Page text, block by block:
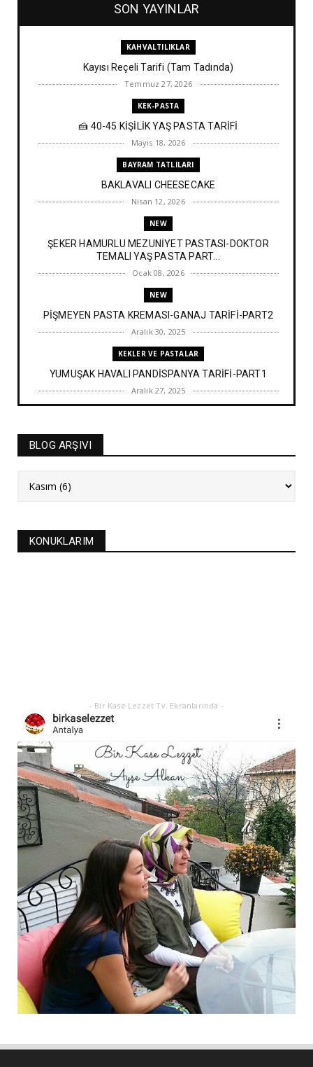
SON YAYINLAR
KAHVALTILIKLAR
Kayısı Reçeli Tarifi (Tam Tadında)
Temmuz 27, 2026
KEK-PASTA
🍰 40-45 KİŞİLİK YAŞ PASTA TARİFİ
Mayıs 18, 2026
BAYRAM TATLILARI
BAKLAVALI CHEESECAKE
Nisan 12, 2026
NEW
ŞEKER HAMURLU MEZUNİYET PASTASI-DOKTOR
TEMALI YAŞ PASTA PART...
Ocak 08, 2026
NEW
PİŞMEYEN PASTA KREMASI-GANAJ TARİFİ-PART2
Aralık 30, 2025
KEKLER VE PASTALAR
YUMUŞAK HAVALI PANDİSPANYA TARİFİ-PART1
Aralık 27, 2025
Alanya'nın düğünlerinin meşhur kurabiyesi- S
BLOG ARŞIVI
KONUKLARIM
- Bir Kase Lezzet Tv. Ekranlarında -